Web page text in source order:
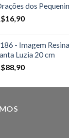
dos
16,90
- Imagem
Luzia 20 cm
88,90